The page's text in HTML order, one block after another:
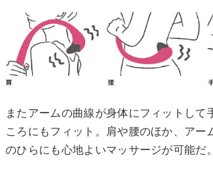
またアームの曲線が身体にフィットして
ころにもフィット。肩や腰のほか、アー
のひらにも心地よいマッサージが可能だ。